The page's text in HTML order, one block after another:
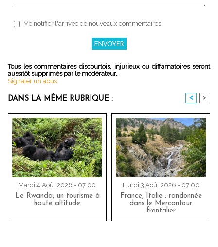
Me notifier l'arrivée de nouveaux commentaires
Tous les commentaires discourtois, injurieux ou diffamatoires seront
aussitôt supprimés par le modérateur.
Signaler un abus
DANS LA MÊME RUBRIQUE : < >
Mardi 4 Août 2026 - 07:00
Le Rwanda, un tourisme à
haute altitude
Lundi 3 Août 2026 - 07:00
France, Italie : randonnée
dans le Mercantour
frontalier